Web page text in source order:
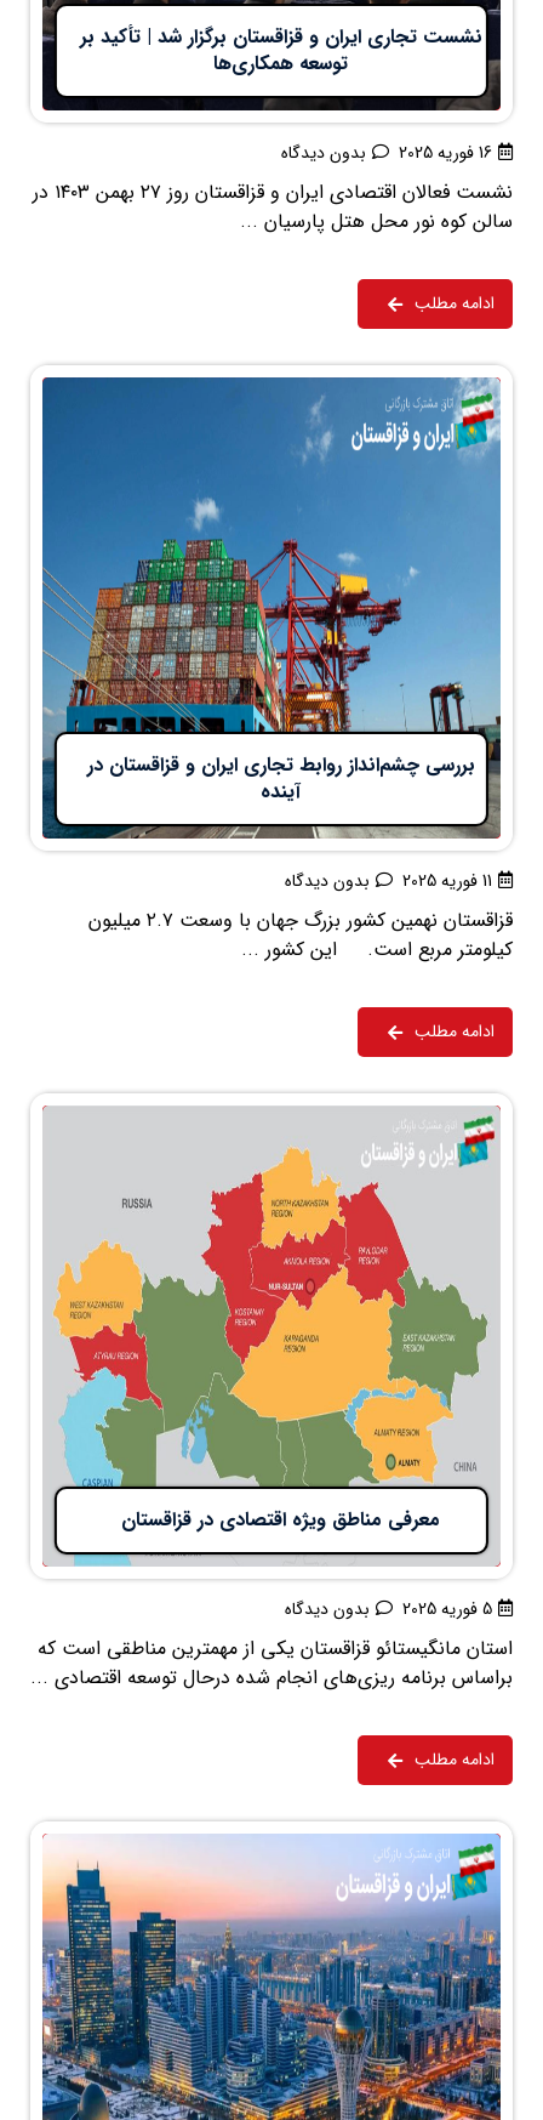
نشست تجاری ایران و قزاقستان برگزار شد | تأکید بر
توسعه همکاری‌ها
16 فوریه 2025 بدون دیدگاه
نشست فعالان اقتصادی ایران و قزاقستان روز ۲۷ بهمن ۱۴۰۳ در
سالن کوه نور محل هتل پارسیان ...
ادامه مطلب
بررسی چشم‌انداز روابط تجاری ایران و قزاقستان در
آینده
11 فوریه 2025 بدون دیدگاه
قزاقستان نهمین کشور بزرگ جهان با وسعت ۲.۷ میلیون
کیلومتر مربع است. این کشور ...
ادامه مطلب
معرفی مناطق ویژه اقتصادی در قزاقستان
5 فوریه 2025 بدون دیدگاه
استان مانگیستائو قزاقستان یکی از مهمترین مناطقی است که
براساس برنامه ریزی‌های انجام شده درحال توسعه اقتصادی ...
ادامه مطلب